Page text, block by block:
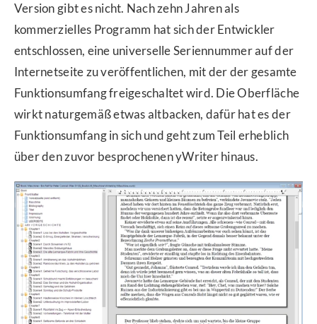
Version gibt es nicht. Nach zehn Jahren als
kommerzielles Programm hat sich der Entwickler
entschlossen, eine universelle Seriennummer auf der
Internetseite zu veröffentlichen, mit der der gesamte
Funktionsumfang freigeschaltet wird. Die Oberfläche
wirkt naturgemäß etwas altbacken, dafür hat es der
Funktionsumfang in sich und geht zum Teil erheblich
über den zuvor besprochenen yWriter hinaus.